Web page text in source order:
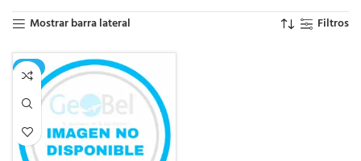
Mostrar barra lateral
Filtros
-2%